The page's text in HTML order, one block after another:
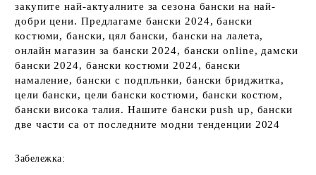
закупите най-актуалните за сезона бански на най-
добри цени. Предлагаме бански 2024, бански
костюми, бански, цял бански, бански на лалета,
онлайн магазин за бански 2024, бански online, дамски
бански 2024, бански костюми 2024, бански
намаление, бански с подплънки, бански бриджитка,
цели бански, цели бански костюми, бански костюм,
бански висока талия. Нашите бански push up, бански
две части са от последните модни тенденции 2024
Забележка: